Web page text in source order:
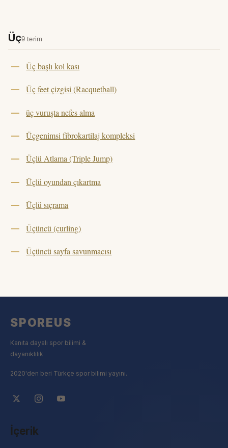
Üç9 terim
Üç başlı kol kası
Üç feet çizgisi (Racquetball)
üç vuruşta nefes alma
Üçgenimsi fibrokartilaj kompleksi
Üçlü Atlama (Triple Jump)
Üçlü oyundan çıkartma
Üçlü sıçrama
Üçüncü (curling)
Üçüncü sayfa savunmacısı
SPOREUS
Kanıta dayalı spor bilimi &
dayanıklılık
2020'den beri Türkçe spor bilimi yayını.
İçerik